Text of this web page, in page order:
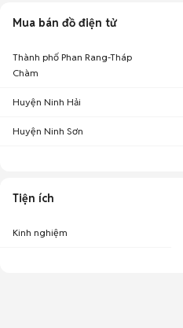
Mua bán đồ điện tử
Thành phố Phan Rang-Tháp
Chàm
Huyện Ninh Hải
Huyện Ninh Sơn
Tiện ích
Kinh nghiệm